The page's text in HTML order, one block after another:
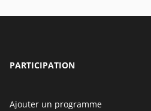
PARTICIPATION
Ajouter un programme